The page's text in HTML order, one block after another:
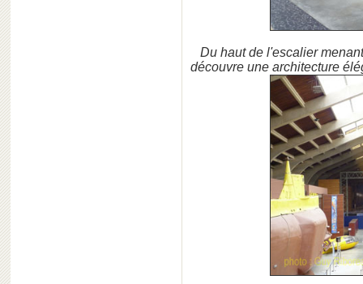
Du haut de l'escalier
découvre une architecture